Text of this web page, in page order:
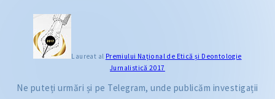
Laureat al Premiului Naţional de Etică și Deontologie
Jurnalistică 2017
Ne puteți urmări și pe Telegram, unde publicăm investigații